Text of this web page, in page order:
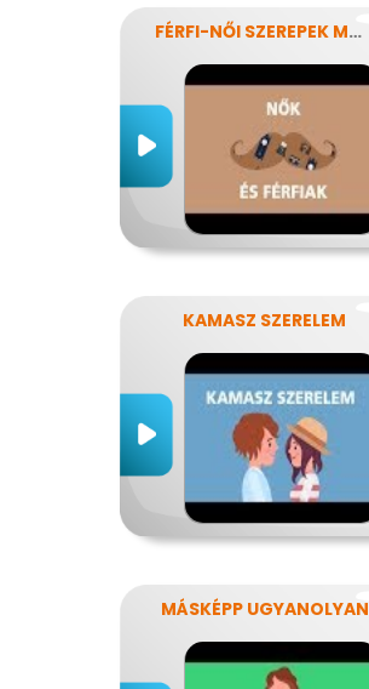
FÉRFI-NŐI SZEREPEK MODERN SZEMMEL
KAMASZ SZERELEM
MÁSKÉPP UGYANOLYAN